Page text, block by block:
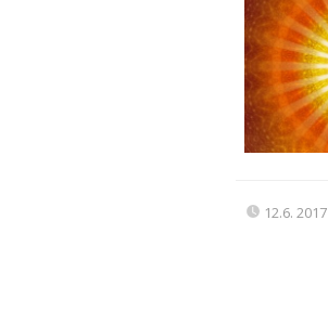
12.6. 2017